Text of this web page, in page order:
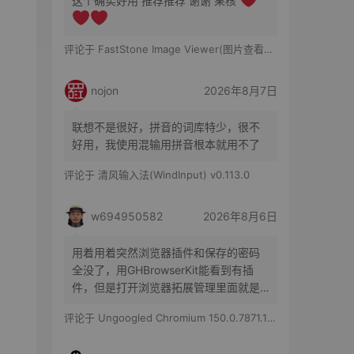
评论于 FastStone Image Viewer(图片查看工具) v8.5 便携版
nojon 2026年8月7日
联想不是很好，拼音的词库特少，很不
好用，我使用混输用拼音根本就用不了
评论于 清风输入法(WindInput) v0.113.0
w694950582 2026年8月6日
用着用着突然浏览器插件和保存的密码
全没了，用GHBrowserKit能看到有插
件，但是打开浏览器拓展管理里面就是
评论于 Ungoogled Chromium 150.0.7871.186-1.1 果核优化便携版